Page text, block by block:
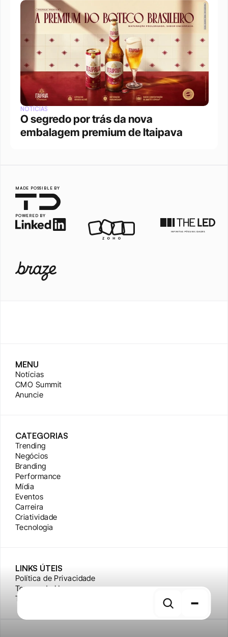
NOTÍCIAS
O segredo por trás da nova
embalagem premium de Itaipava
MADE POSSIBLE BY
POWERED BY
MENU
Notícias
CMO Summit
Anuncie
CATEGORIAS
Trending
Negócios
Branding
Performance
Mídia
Eventos
Carreira
Criatividade
Tecnologia
LINKS ÚTEIS
Política de Privacidade
Termos de Uso
Tags